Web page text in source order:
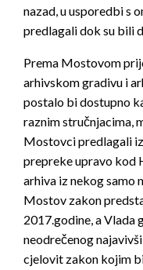
nazad, u usporedbi s
predlagali dok su bili
Prema Mostovom
arhivskom gradivu i
postalo bi dostupno
raznim stručnjacima,
Mostovci predlagali
prepreke upravo kod
arhiva iz nekog samo
Mostov zakon
2017.godine, a Vlada
neodrečenog
cjelovit zakon kojim